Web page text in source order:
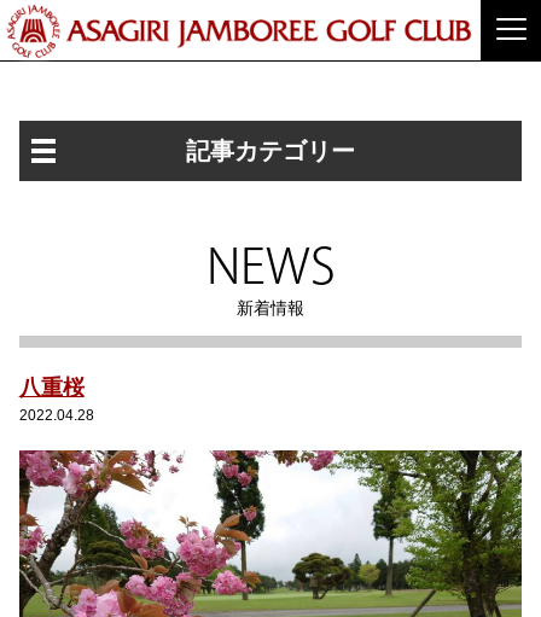
記事カテゴリー
NEWS
新着情報
八重桜
2022.04.28